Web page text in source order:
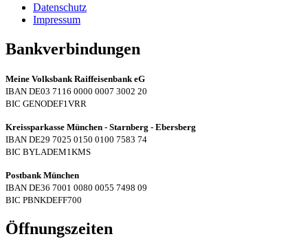
Datenschutz
Impressum
Bankverbindungen
Meine Volksbank Raiffeisenbank eG
IBAN DE03 7116 0000 0007 3002 20
BIC GENODEF1VRR
Kreissparkasse München - Starnberg - Ebersberg
IBAN DE29 7025 0150 0100 7583 74
BIC BYLADEM1KMS
Postbank München
IBAN DE36 7001 0080 0055 7498 09
BIC PBNKDEFF700
Öffnungszeiten